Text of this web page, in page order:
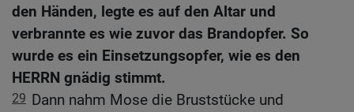
den Händen, legte es auf den Altar und
verbrannte es wie zuvor das Brandopfer. So
wurde es ein Einsetzungsopfer, wie es den
HERRN gnädig stimmt.
29 Dann nahm Mose die Bruststücke und